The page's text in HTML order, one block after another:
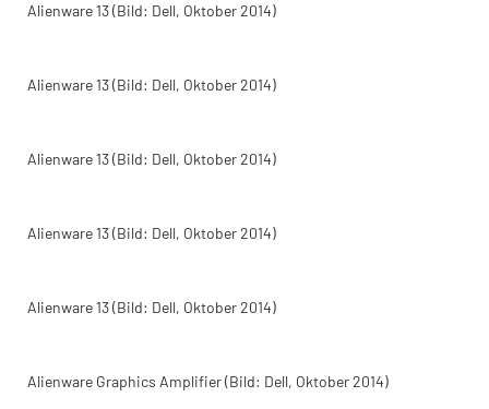
Alienware 13 (Bild: Dell, Oktober 2014)
Alienware 13 (Bild: Dell, Oktober 2014)
Alienware 13 (Bild: Dell, Oktober 2014)
Alienware 13 (Bild: Dell, Oktober 2014)
Alienware 13 (Bild: Dell, Oktober 2014)
Alienware Graphics Amplifier (Bild: Dell, Oktober 2014)